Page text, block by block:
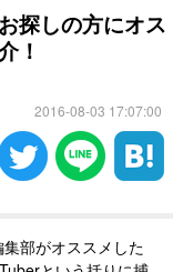
探しの方にオス
！
2016-08-03 17:07:00
部がオススメした